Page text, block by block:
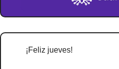
¡Feliz jueves!